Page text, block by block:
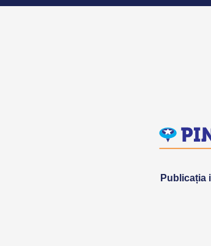
Publicația